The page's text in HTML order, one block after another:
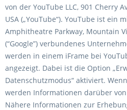
von der YouTube LLC, 901 Cherry
USA („YouTube“). YouTube ist ein
Amphitheatre Parkway, Mountain
(“Google”) verbundenes
werden in einem iFrame bei
angezeigt. Dabei ist die Option
Datenschutzmodus“ aktiviert.
werden Informationen darüber
Nähere Informationen zur